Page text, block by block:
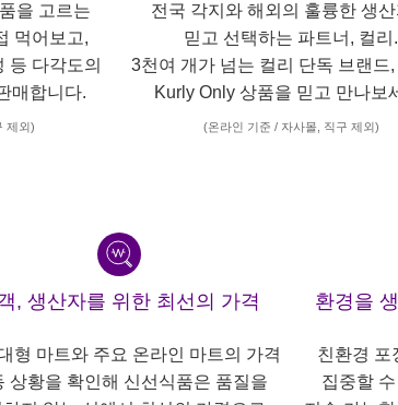
을 고르는
먹어보고,
등 다각도의
매합니다.
제외)
전국 각지와 해외의 훌륭한 생
믿고 선택하는 파트너, 컬리.
3천여 개가 넘는 컬리 단독 브랜드,
Kurly Only 상품을 믿고 만나보
(온라인 기준 / 자사몰, 직구 제외)
, 생산자를 위한 최선의 가격
형 마트와 주요 온라인 마트의 가격
상황을 확인해 신선식품은 품질을
환경을
친환경 포
집중할